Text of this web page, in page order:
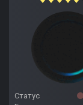
Статус